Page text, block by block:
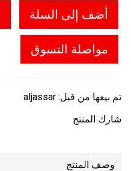
أضف إلى السلة
مواصلة التسوق
تم بيعها من قبل: aljassar
شارك المنتج
وصف المنتج